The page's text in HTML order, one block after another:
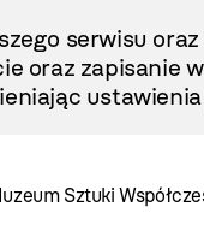
serwisu
oraz zapisanie
Sztuki